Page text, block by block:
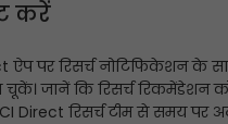
करें
ऐप पर रिसर्च नोटिफिकेशन के
चूकें। जानें कि रिसर्च रिकमेंडेशन
Direct रिसर्च टीम से समय पर